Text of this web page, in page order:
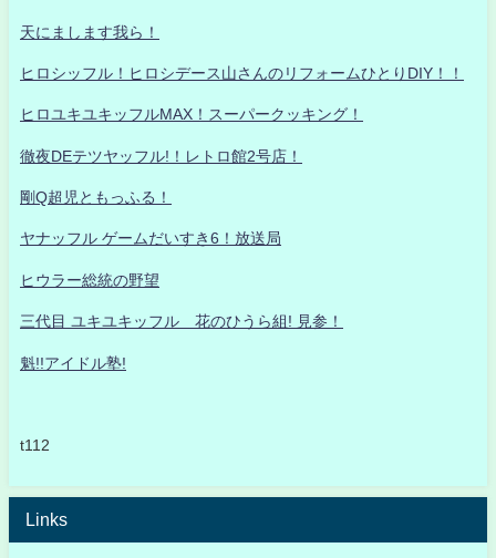
天にまします我ら！
ヒロシッフル！ヒロシデース山さんのリフォームひとりDIY！！
ヒロユキユキッフルMAX！スーパークッキング！
徹夜DEテツヤッフル!！レトロ館2号店！
剛Q超児ともっふる！
ヤナッフル ゲームだいすき6！放送局
ヒウラー総統の野望
三代目 ユキユキッフル 花のひうら組! 見参！
魁!!アイドル塾!
t112
Links